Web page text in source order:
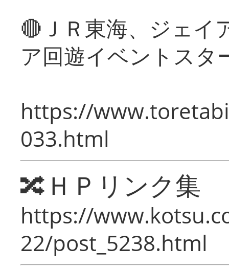
🔴ＪＲ東海、ジェイ
ア回遊イベントスタ
https://
033.html
🔀ＨＰリンク集
https://
22/post_5238.html